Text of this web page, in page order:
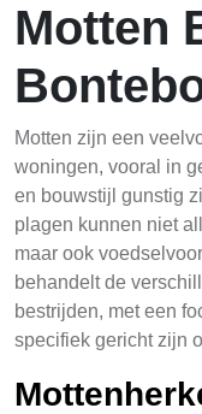
Motten
Motten zijn een
woningen, vooral in
en bouwstijl gunstig
plagen kunnen niet
maar ook
behandelt de
bestrijden, met een
specifiek gericht zijn